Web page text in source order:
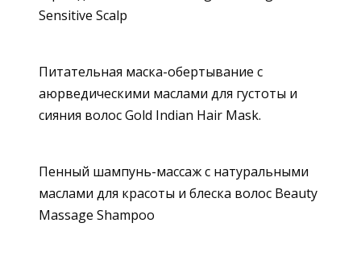
Sensitive Scalp
Питательная маска-обертывание с
аюрведическими маслами для густоты и
сияния волос Gold Indian Hair Mask.
Пенный шампунь-массаж с натуральными
маслами для красоты и блеска волос Beauty
Massage Shampoo